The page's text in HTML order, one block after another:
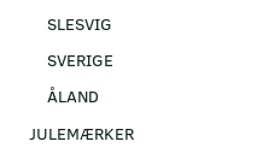
SLESVIG
SVERIGE
ÅLAND
JULEMÆRKER